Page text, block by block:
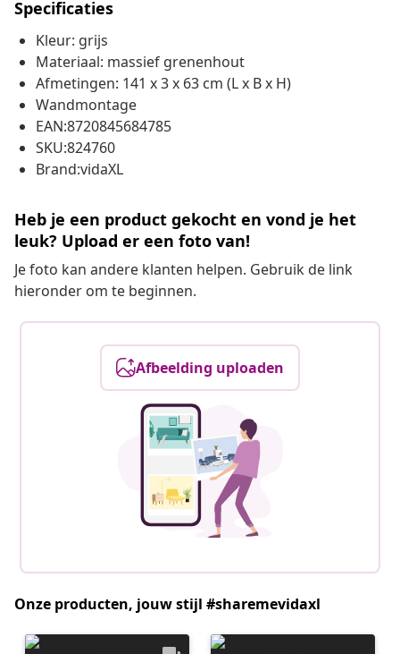
Specificaties
Kleur: grijs
Materiaal: massief grenenhout
Afmetingen: 141 x 3 x 63 cm (L x B x H)
Wandmontage
EAN:8720845684785
SKU:824760
Brand:vidaXL
Heb je een product gekocht en vond je het
leuk? Upload er een foto van!
Je foto kan andere klanten helpen. Gebruik de link
hieronder om te beginnen.
Afbeelding uploaden
Onze producten, jouw stijl #sharemevidaxl